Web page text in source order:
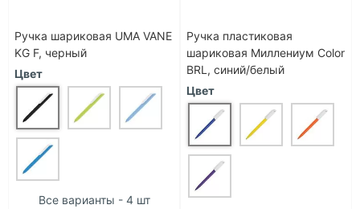
Ручка шариковая UMA VANE
KG F, черный
Цвет
Все варианты - 4 шт
Ручка пластиковая
шариковая Миллениум Color
BRL, синий/белый
Цвет